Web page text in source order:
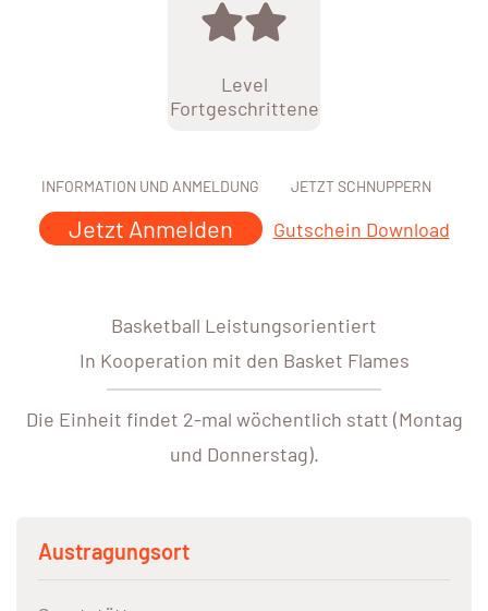
Level
Fortgeschrittene
INFORMATION UND ANMELDUNG
Jetzt Anmelden
JETZT SCHNUPPERN
Gutschein Download
Basketball Leistungsorientiert
In Kooperation mit den Basket Flames
Die Einheit findet 2-mal wöchentlich statt (Montag
und Donnerstag).
Austragungsort